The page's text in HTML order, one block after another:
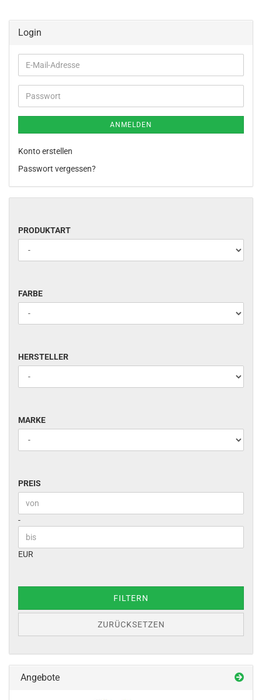
Login
E-
Mail-
Adresse
Passwort
ANMELDEN
Konto erstellen
Passwort vergessen?
PRODUKTART
PRODUKTART
FARBE
FARBE
HERSTELLER
HERSTELLER
MARKE
MARKE
PREIS
PREIS
Preis bis
-
EUR
FILTERN
ZURÜCKSETZEN
Angebote